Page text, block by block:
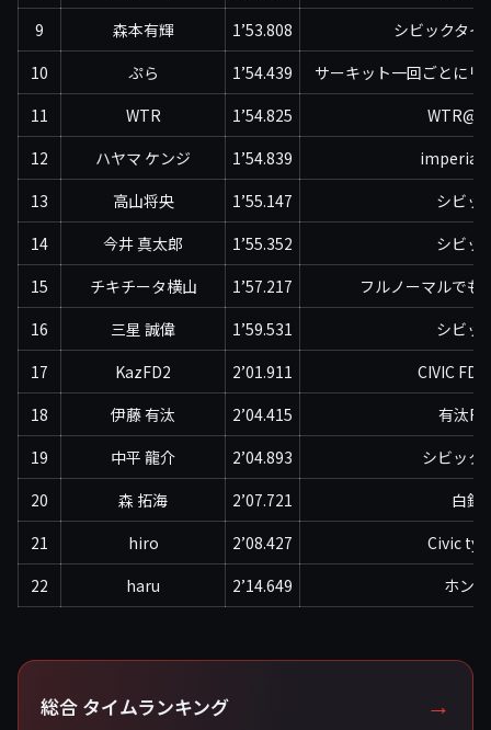
9
森本有輝 1’53.808
シビックタイ
10
ぷら 1’54.439
サーキット一回ごとにリ
11
WTR 1’54.825
12
ハヤマ ケンジ 1’54.839
imperial
13
高山将央 1’55.147
シビッ
14
今井 真太郎 1’55.352
シビッ
15
チキチータ横山 1’57.217
フルノーマルでも
16
三星 誠偉 1’59.531
シビッ
17
KazFD2 2’01.911
CIVIC
18
伊藤 有汰 2’04.415
有汰
19
中平 龍介 2’04.893
シビック
20
森 拓海 2’07.721
白銀
21
hiro 2’08.427
Civic
22
haru 2’14.649 ホンダ
総合 タイムランキング →